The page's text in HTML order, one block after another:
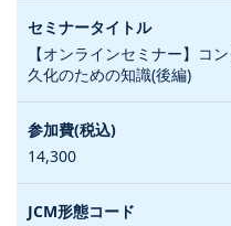
【オンラインセミナー】コ
久化のための知識(後編)
14,300